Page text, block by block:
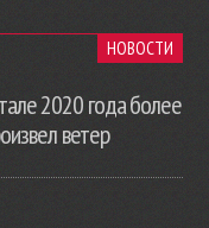
НОВОСТИ
2020 года более
ветер